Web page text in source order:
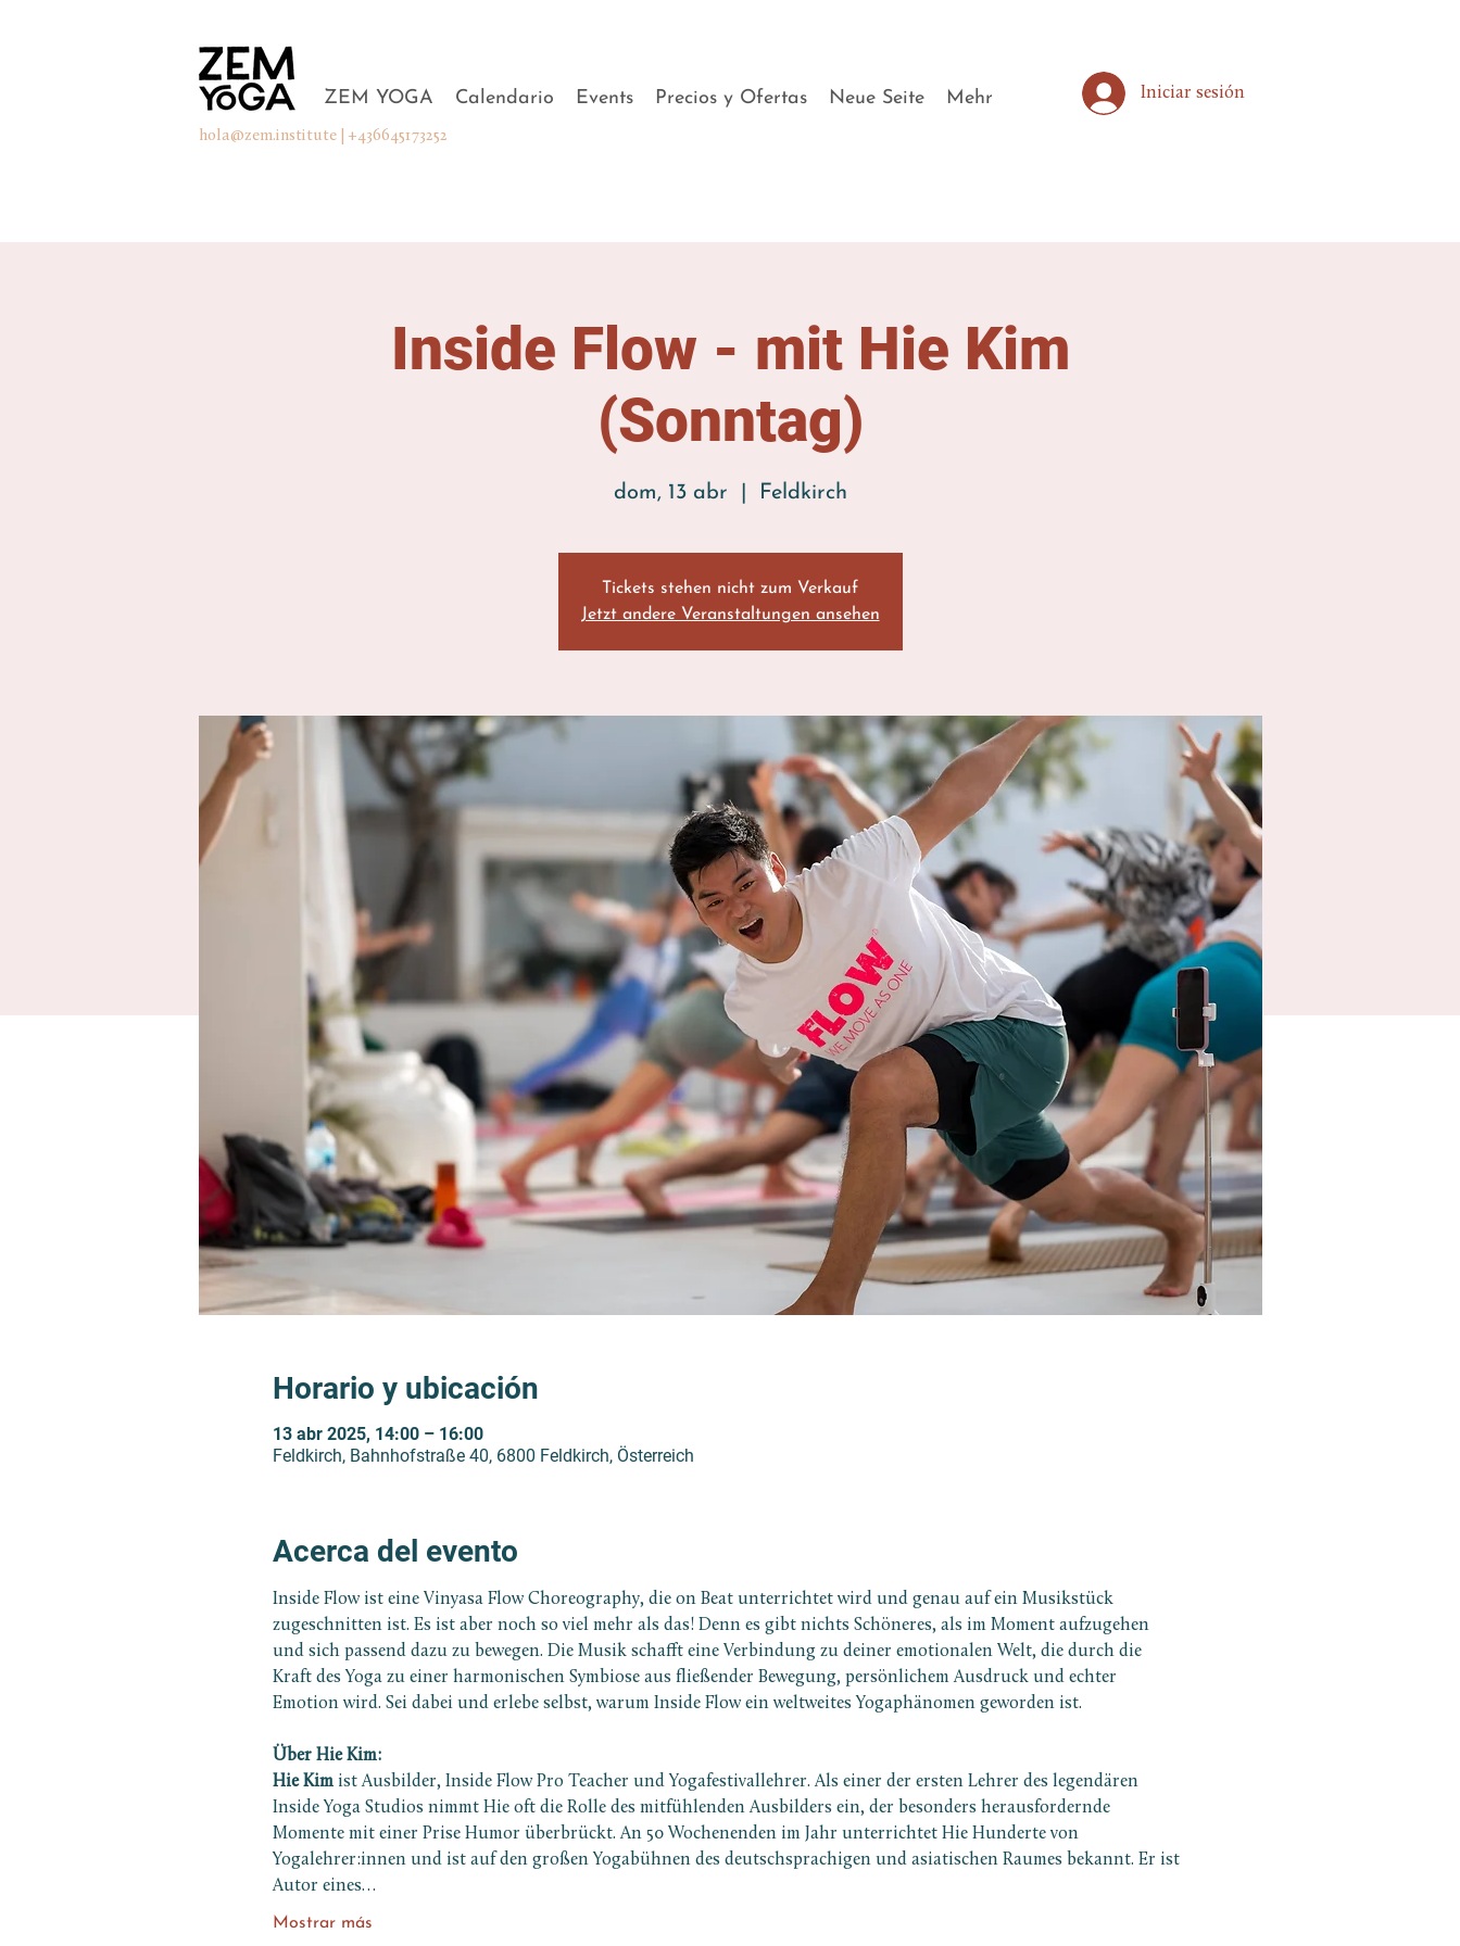
ZEM YOGA Calendario Events Precios y Ofertas Neue Seite Mehr
hola@zem.institute | +436645173252
Iniciar sesión
Inside Flow - mit Hie Kim
(Sonntag)
dom, 13 abr Feldkirch
Tickets stehen nicht zum Verkauf
Jetzt andere Veranstaltungen ansehen
Horario y ubicación
13 abr 2025, 14:00 – 16:00
Feldkirch, Bahnhofstraße 40, 6800 Feldkirch, Österreich
Acerca del evento
Inside Flow ist eine Vinyasa Flow Choreography, die on Beat unterrichtet wird und genau auf ein Musikstück
zugeschnitten ist. Es ist aber noch so viel mehr als das! Denn es gibt nichts Schöneres, als im Moment aufzugehen
und sich passend dazu zu bewegen. Die Musik schafft eine Verbindung zu deiner emotionalen Welt, die durch die
Kraft des Yoga zu einer harmonischen Symbiose aus fließender Bewegung, persönlichem Ausdruck und echter
Emotion wird. Sei dabei und erlebe selbst, warum Inside Flow ein weltweites Yogaphänomen geworden ist.
Über Hie Kim:
Hie Kim ist Ausbilder, Inside Flow Pro Teacher und Yogafestivallehrer. Als einer der ersten Lehrer des legendären
Inside Yoga Studios nimmt Hie oft die Rolle des mitfühlenden Ausbilders ein, der besonders herausfordernde
Momente mit einer Prise Humor überbrückt. An 50 Wochenenden im Jahr unterrichtet Hie Hunderte von
Yogalehrer:innen und ist auf den großen Yogabühnen des deutschsprachigen und asiatischen Raumes bekannt. Er ist
Autor eines…
Mostrar más